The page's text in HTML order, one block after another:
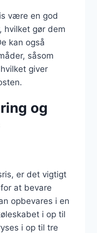
være en god
hvilket gør dem
kan også
såsom
giver
og
er det vigtigt
at bevare
opbevares i en
i op til
i op til tre